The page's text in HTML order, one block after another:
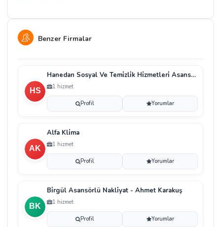
Benzer Firmalar
Hanedan Sosyal Ve Temi̇zli̇k Hi̇zmetleri̇ Asansör Si̇st
1 hizmet
Profil Yorumlar
Alfa Kli̇ma
1 hizmet
Profil Yorumlar
Bi̇rgül Asansörlü Nakli̇yat - Ahmet Karakuş
1 hizmet
Profil Yorumlar